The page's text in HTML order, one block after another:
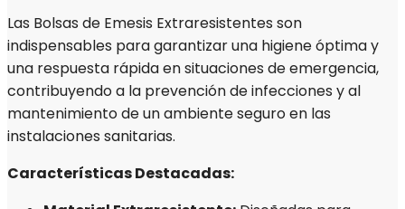
Las Bolsas de Emesis Extraresistentes son
indispensables para garantizar una higiene óptima y
una respuesta rápida en situaciones de emergencia,
contribuyendo a la prevención de infecciones y al
mantenimiento de un ambiente seguro en las
instalaciones sanitarias.
Características Destacadas: